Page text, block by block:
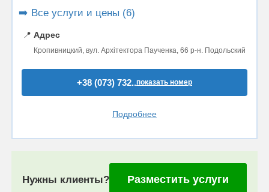
➡️ Все услуги и цены (6)
📍 Адрес
Кропивницкий, вул. Архітектора Паученка, 66 р-н. Подольский
+38 (073) 732..показать номер
Подробнее
Нужны клиенты? Разместить услуги